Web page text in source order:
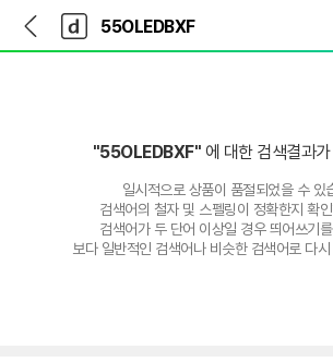
다
나
와
가
다
와
"55OLEDBXF" 에 대한 검색결과
일시적으로 상품이 품절되었을 수 있
검색어의 철자 및 스펠링이 정확한지 확
검색어가 두 단어 이상일 경우 띄어쓰기
보다 일반적인 검색어나 비슷한 검색어로 다